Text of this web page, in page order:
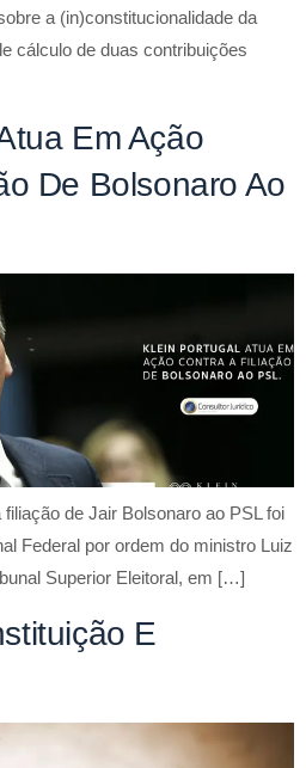
a (in)constitucionalidade da
cálculo de duas contribuições
Em Ação
De Bolsonaro Ao
de Jair Bolsonaro ao PSL foi
Federal por ordem do ministro Luiz
Superior Eleitoral, em […]
E